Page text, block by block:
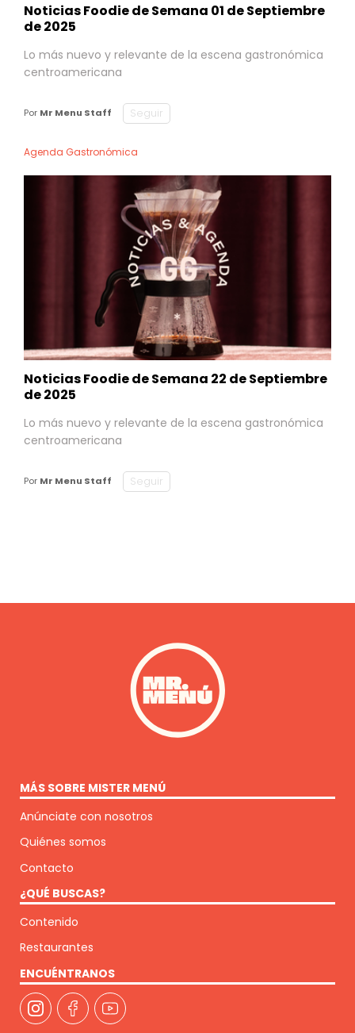
Noticias Foodie de Semana 01 de Septiembre
de 2025
Lo más nuevo y relevante de la escena gastronómica
centroamericana
Por Mr Menu Staff Seguir
Agenda Gastronómica
Noticias Foodie de Semana 22 de Septiembre
de 2025
Lo más nuevo y relevante de la escena gastronómica
centroamericana
Por Mr Menu Staff Seguir
MÁS SOBRE MISTER MENÚ
Anúnciate con nosotros
Quiénes somos
Contacto
¿QUÉ BUSCAS?
Contenido
Restaurantes
ENCUÉNTRANOS